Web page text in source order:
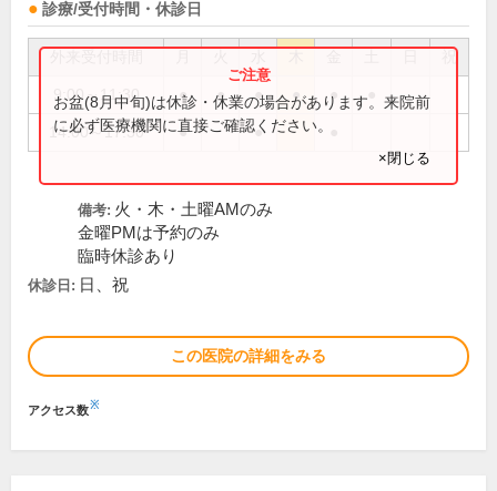
診療/受付時間・休診日
祝
9:00～11:30 ● ● ● ● ●
14:00～17:30 ● ●
お盆(8月中旬)は休診・休業の場合があります。来院前
に必ず医療機関に直接ご確認ください。
×閉じる
備考: 火・木・土曜AMのみ
金曜PMは予約のみ
臨時休診あり
休診日: 日、祝
この医院の詳細をみる
アクセス数※